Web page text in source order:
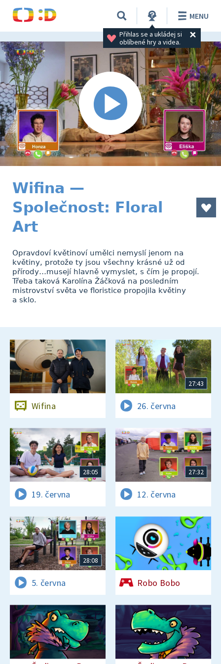
Přihlas se a ukládej si
oblíbené hry a videa.
MENU
Wifina —
Společnost: Floral
Art
Opravdoví květinoví umělci nemyslí jenom na
květiny, protože ty jsou všechny krásné už od
přírody…musejí hlavně vymyslet, s čím je propojí.
Třeba taková Karolína Žáčková na posledním
mistrovství světa ve floristice propojila květiny
a sklo.
Wifina
27:43
26. června
28:05
19. června
27:32
12. června
28:08
5. června Robo Bobo